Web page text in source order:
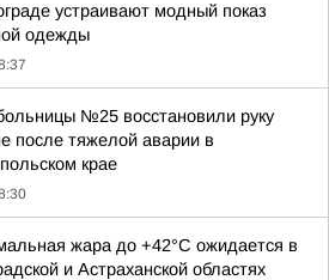
устраивают модный показ
одежды
№25 восстановили руку
после тяжелой аварии в
крае
жара до +42°C ожидается в
и Астраханской областях